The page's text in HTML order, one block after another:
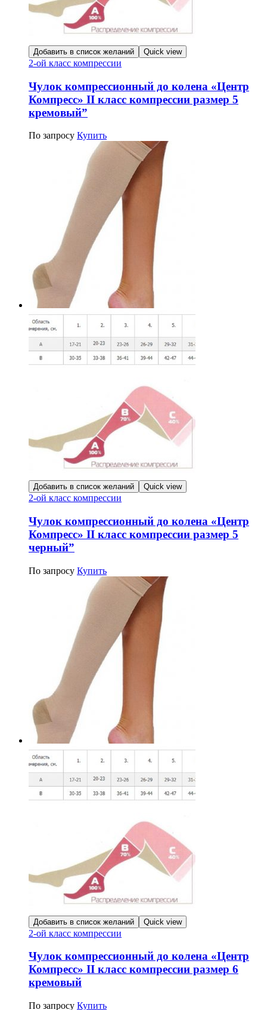
Добавить в список желаний Quick view
2-ой класс компрессии
Чулок компрессионный до колена «Центр
Компресс» II класс компрессии размер 5
кремовый”
По запросу Купить
Добавить в список желаний Quick view
2-ой класс компрессии
Чулок компрессионный до колена «Центр
Компресс» II класс компрессии размер 5
черный”
По запросу Купить
Добавить в список желаний Quick view
2-ой класс компрессии
Чулок компрессионный до колена «Центр
Компресс» II класс компрессии размер 6
кремовый
По запросу Купить